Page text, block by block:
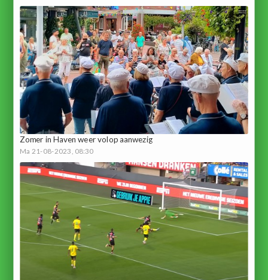
Zomer in Haven weer volop aanwezig
Ma 21-08-2023, 08:30